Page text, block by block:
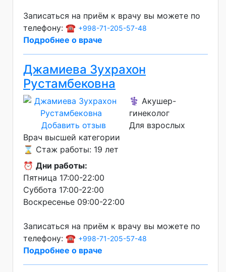
Записаться на приём к врачу вы можете по
телефону: ☎️ +998-71-205-57-48
Подробнее о враче
Джамиева Зухрахон
Рустамбековна
Добавить отзыв
⚕️ Акушер-
гинеколог
Для взрослых
Врач высшей категории
⌛ Стаж работы: 19 лет
⏰ Дни работы:
Пятница 17:00-22:00
Суббота 17:00-22:00
Воскресенье 09:00-22:00
Записаться на приём к врачу вы можете по
телефону: ☎️ +998-71-205-57-48
Подробнее о враче